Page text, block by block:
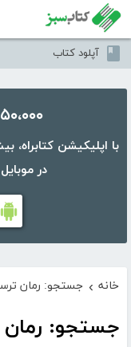
آپلود کتاب
۵۰،۰۰۰ کتاب در موبایل شما
در
خانه › جستجو: رمان
جستجو: رمان